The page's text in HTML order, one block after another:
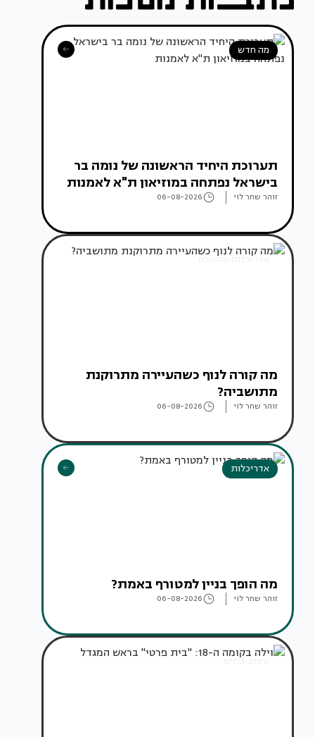
מה חדש
תערוכת היחיד הראשונה של נומה בר
בישראל נפתחה במוזיאון ת"א לאמנות
זוהר שחר לוי 06-08-2026
אדריכלות מהעולם
מה קורה לנוף כשהעיירה מתרוקנת
מתושביה?
זוהר שחר לוי 06-08-2026
אדריכלות
מה הופך בניין למטורף באמת?
זוהר שחר לוי 06-08-2026
עיצוב בתים